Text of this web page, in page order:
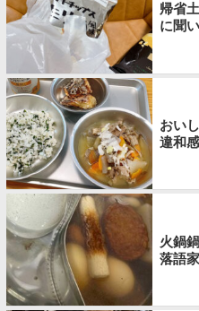
帰省
に聞
おい
違和
火鍋
落語